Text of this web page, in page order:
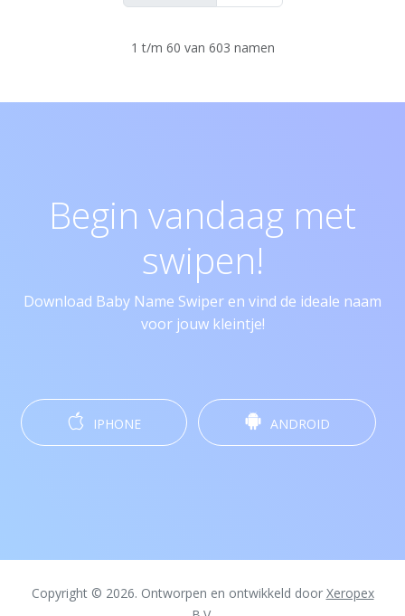
1 t/m 60 van 603 namen
Begin vandaag met
swipen!
Download Baby Name Swiper en vind de ideale naam
voor jouw kleintje!
IPHONE ANDROID
Copyright © 2026. Ontworpen en ontwikkeld door Xeropex